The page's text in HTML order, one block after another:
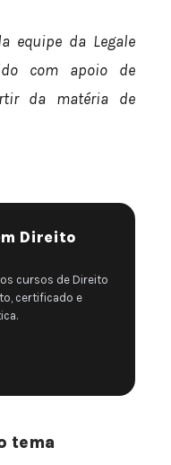
equipe da Legale
com apoio de
da matéria de
Direito
cursos de Direito
certificado e
tema